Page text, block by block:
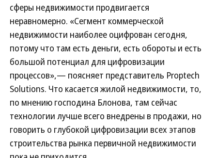
сферы недвижимости продвигается
неравномерно. «Сегмент коммерческой
недвижимости наиболее оцифрован сегодня,
потому что там есть деньги, есть обороты и есть
большой потенциал для цифровизации
процессов»,— поясняет представитель Proptech
Solutions. Что касается жилой недвижимости, то,
по мнению господина Блонова, там сейчас
технологии лучше всего внедрены в продажи, но
говорить о глубокой цифровизации всех этапов
строительства рынка первичной недвижимости